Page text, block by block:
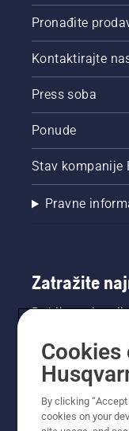
Pronađite
Kontaktirajte
Press soba
Ponude
Stav kompanije
Pravne
Zatražite
Dobijte
toga. Ovdje se
Cookies
By clicking
cookies on your